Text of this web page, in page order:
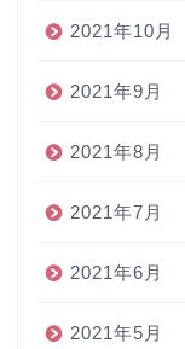
2021年10月
2021年9月
2021年8月
2021年7月
2021年6月
2021年5月